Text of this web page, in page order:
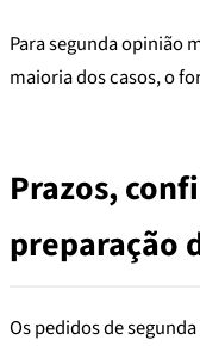
Para segunda opinião
maioria dos casos, o
Prazos,
preparação
Os pedidos de